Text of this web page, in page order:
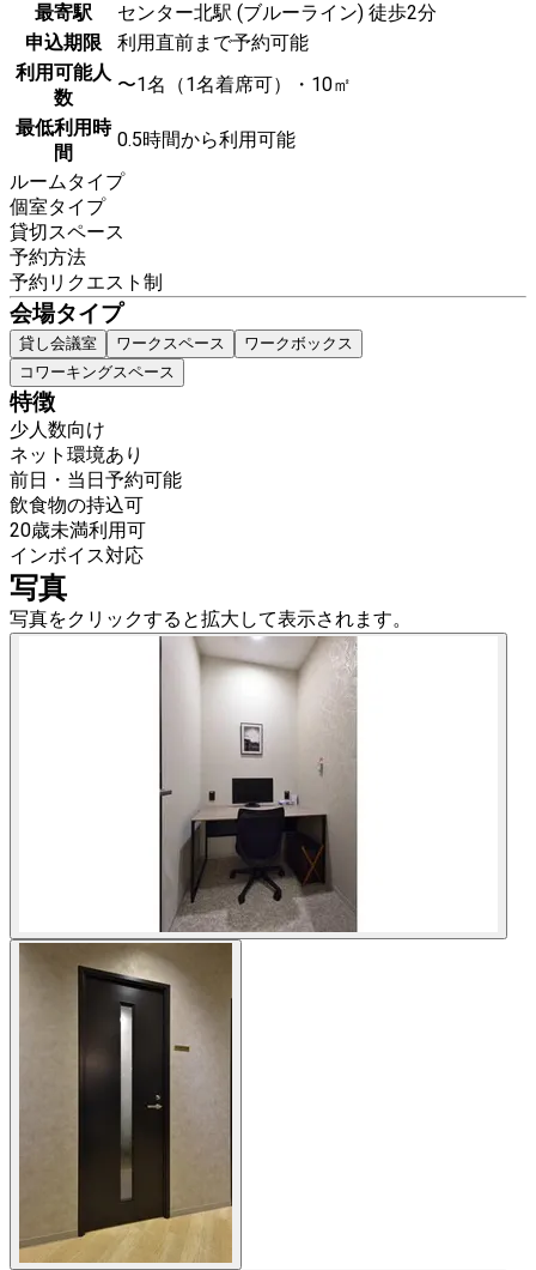
最寄駅
センター北駅 (ブルーライン) 徒歩2分
申込期限
利用直前まで予約可能
利用可能人
数
〜1名（1名着席可）・10㎡
最低利用時
間
0.5時間から利用可能
ルームタイプ
個室タイプ
貸切スペース
予約方法
予約リクエスト制
会場タイプ
貸し会議室 ワークスペース
ワークボックス
コワーキングスペース
特徴
少人数向け
ネット環境あり
前日・当日予約可能
飲食物の持込可
20歳未満利用可
インボイス対応
写真
写真をクリックすると拡大して表示されます。